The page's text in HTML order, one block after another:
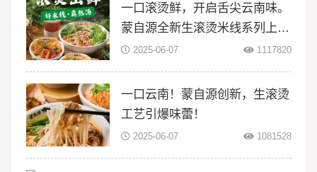
一口滚烫鲜，开启舌尖云南味。
蒙自源全新生滚烫米线系列上
线！2025-06-07 1117820
一口云南！蒙自源创新，生滚烫
工艺引爆味蕾！
2025-06-07 1081528